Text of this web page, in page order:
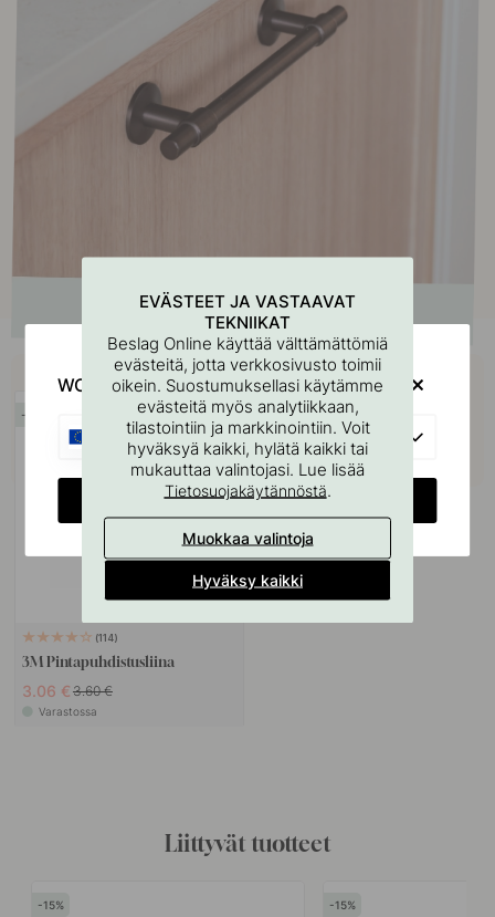
Osta yhdessä
114
3M Pintapuhdistusliina
3.06 € 3.60 €
Varastossa
Liittyvät tuotteet
15 15
EVÄSTEET JA VASTAAVAT
TEKNIIKAT
Beslag Online käyttää välttämättömiä
evästeitä, jotta verkkosivusto toimii
oikein. Suostumuksellasi käytämme
evästeitä myös analytiikkaan,
tilastointiin ja markkinointiin. Voit
hyväksyä kaikki, hylätä kaikki tai
mukauttaa valintojasi. Lue lisää
Tietosuojakäytännöstä.
Muokkaa valintoja
Hyväksy kaikki
WOULD YOU RATHER VISIT?
EU
CHANGE COUNTRY